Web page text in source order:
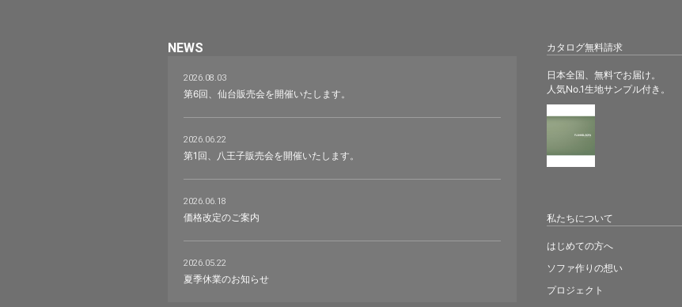
カタログ無料請求
日本全国、無料でお届け。
人気No.1生地サンプル付き。
NEWS
2026.08.03
第6回、仙台販売会を開催いたします。
2026.06.22
第1回、八王子販売会を開催いたします。
2026.06.18
価格改定のご案内
2026.05.22
夏季休業のお知らせ
私たちについて
はじめての方へ
ソファ作りの想い
プロジェクト